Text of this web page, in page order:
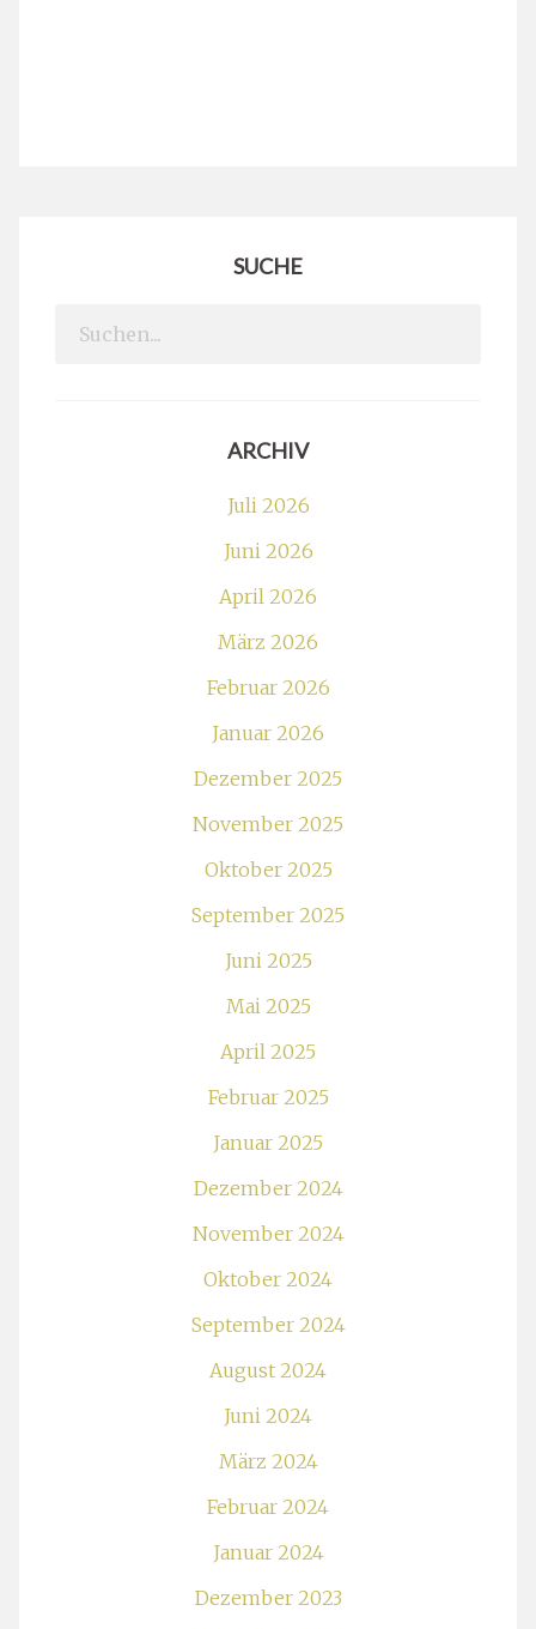
SUCHE
Search
ARCHIV
Juli 2026
Juni 2026
April 2026
März 2026
Februar 2026
Januar 2026
Dezember 2025
November 2025
Oktober 2025
September 2025
Juni 2025
Mai 2025
April 2025
Februar 2025
Januar 2025
Dezember 2024
November 2024
Oktober 2024
September 2024
August 2024
Juni 2024
März 2024
Februar 2024
Januar 2024
Dezember 2023